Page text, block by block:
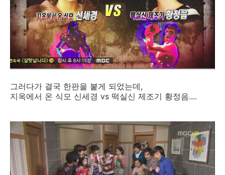
그러다가 결국 한판을 붙게 되었는데,
지옥에서 온 식모 신세경 vs 떡실신 제조기 황정음....